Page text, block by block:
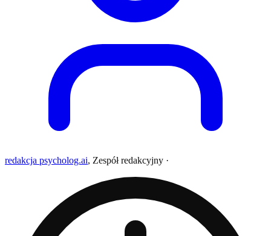
redakcja psycholog.ai, Zespół redakcyjny ·